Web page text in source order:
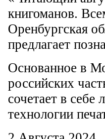
книгоманов.
Оренбургская
предлагает
Основанное в
российских
сочетает в
технологии